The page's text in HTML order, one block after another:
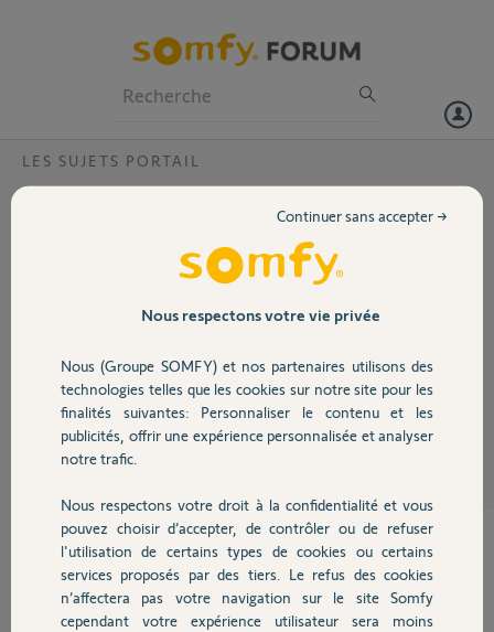
Volet
Sécurité
Domotique
Chauffage
Autres produits
LES SUJETS PORTAIL
problème fermeture moteur somfy elixio
Bonjour depuis quelques temps mon moteur de portail (somfy elixio
500 24v) refuse de se refermer.
J'ai remis tous les paramètres par défaut, relancer un autotest, mais
rien n'y fait. Le portail s'ouvre correctement mais après la
temporisation de 10s il enclenche la fermeture mais s'arrête tout de
eric F.
Participer au fil de discussion
Bonjour,
Avez vous Vérifié que rien n’occulte les cellules photoélectriques,
par exemple nettoyer les cellules à l'intérieur,
Nous respectons votre vie privée
Nous (Groupe SOMFY) et nos partenaires utilisons des
technologies telles que les cookies sur notre site pour les
finalités suivantes: Personnaliser le contenu et les
publicités, offrir une expérience personnalisée et analyser
notre trafic.
Nous respectons votre droit à la confidentialité et vous
pouvez choisir d’accepter, de contrôler ou de refuser
l'utilisation de certains types de cookies ou certains
services proposés par des tiers. Le refus des cookies
n’affectera pas votre navigation sur le site Somfy
cependant votre expérience utilisateur sera moins
Continuer sans accepter →